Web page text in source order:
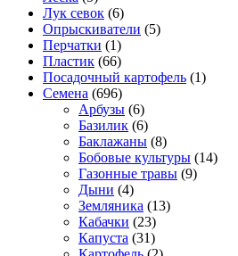
Лук севок (6)
Опрыскиватели (5)
Перчатки (1)
Пластик (66)
Посадочный картофель (1)
Семена (696)
Арбузы (6)
Базилик (6)
Баклажаны (8)
Бобовые культуры (14)
Газонные травы (9)
Дыни (4)
Земляника (13)
Кабачки (23)
Капуста (31)